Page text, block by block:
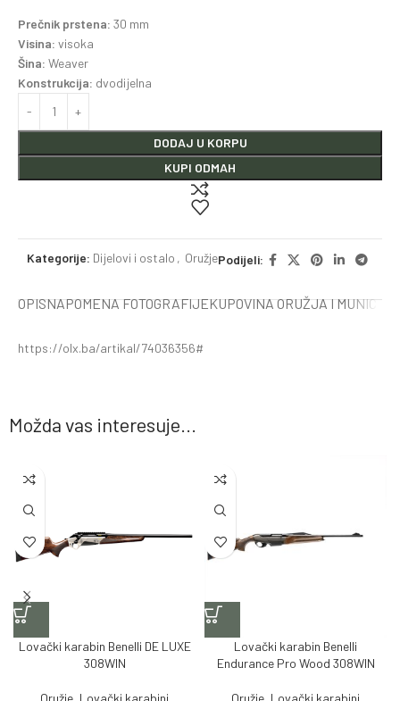
Prečnik prstena: 30 mm
Visina: visoka
Šina: Weaver
Konstrukcija: dvodijelna
DODAJ U KORPU
KUPI ODMAH
Kategorije: Dijelovi i ostalo , OružjePodijeli:
OPISNAPOMENA FOTOGRAFIJEKUPOVINA ORUŽJA I MUNICIJE
https://olx.ba/artikal/74036356#
Možda vas interesuje...
Lovački karabin Benelli DE LUXE
308WIN
Oružje Lovački karabini
Lovački karabin Benelli
Endurance Pro Wood 308WIN
Oružje Lovački karabini